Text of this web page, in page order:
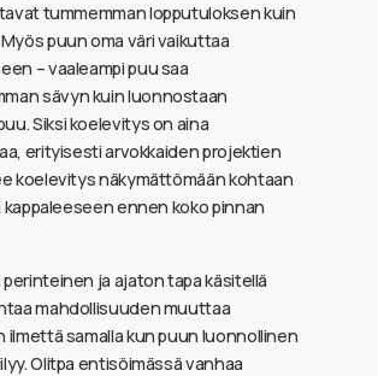
tummemman lopputuloksen kuin
puun oma väri vaikuttaa
– vaaleampi puu saa
sävyn kuin luonnostaan
Siksi koelevitys on aina
erityisesti arvokkaiden projektien
koelevitys näkymättömään kohtaan
kappaleeseen ennen koko pinnan
ja ajaton tapa käsitellä
mahdollisuuden muuttaa
ilmettä samalla kun puun luonnollinen
Olitpa entisöimässä vanhaa